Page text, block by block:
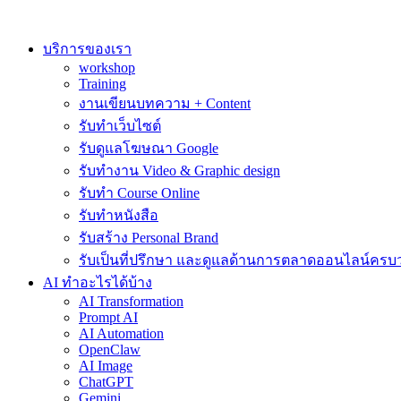
contentบริการของเรา
workshop
Training
งานเขียนบทความ + Content
รับทำเว็บไซต์
รับดูแลโฆษณา Google
รับทำงาน Video & Graphic design
รับทำ Course Online
รับทำหนังสือ
รับสร้าง Personal Brand
รับเป็นที่ปรึกษา และดูแลด้านการตลาดออนไลน์ครบ
AI ทำอะไรได้บ้าง
AI Transformation
Prompt AI
AI Automation
OpenClaw
AI Image
ChatGPT
Gemini